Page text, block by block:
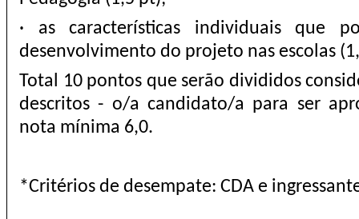
· as características individuais que
desenvolvimento do projeto nas escolas
Total 10 pontos que serão divididos
descritos - o/a candidato/a para ser
nota mínima 6,0.
*Critérios de desempate: CDA e